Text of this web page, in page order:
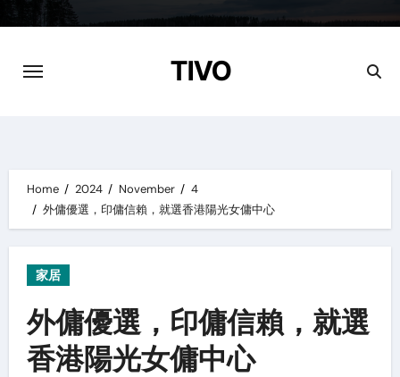
content
TIVO
Home 2024 November
4
外傭優選，印傭信賴，就選香港陽光女傭中心
家居
外傭優選，印傭信賴，就選
香港陽光女傭中心